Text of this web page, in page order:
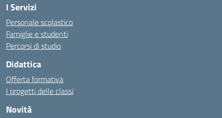
I Servizi
Personale scolastico
Famiglie e studenti
Percorsi di studio
Didattica
Offerta formativa
I progetti delle classi
Novità